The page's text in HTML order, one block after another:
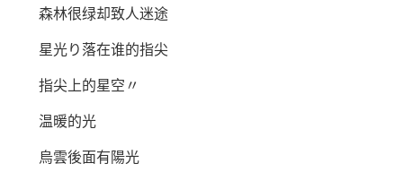
森林很绿却致人迷途
星光り落在谁的指尖
指尖上的星空〃
温暖的光
烏雲後面有陽光